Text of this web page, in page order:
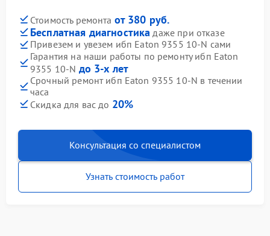
Стоимость ремонта от 380 руб.
Бесплатная диагностика даже при отказе
Привезем и увезем ибп Eaton 9355 10-N сами
Гарантия на наши работы по ремонту ибп Eaton
9355 10-N до 3-х лет
Срочный ремонт ибп Eaton 9355 10-N в течении
часа
Скидка для вас до 20%
Консультация со специалистом
Узнать стоимость работ